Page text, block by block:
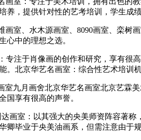
，提供针对性的艺考培训，学生成绩
画室、水木源画室、8090画室、栾
心中的理想之选。
专注于肖像画的创作和研究，享有
北京华艺名画室：综合性艺术培训
室九月画舍北京华艺名画室北京艺
国享有很高的声誉。
画室：以其强大的央美师资阵容著
毕业于央美油画系，但需注意由于